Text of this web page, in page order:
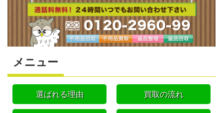
メニュー
選ばれる理由 買取の流れ